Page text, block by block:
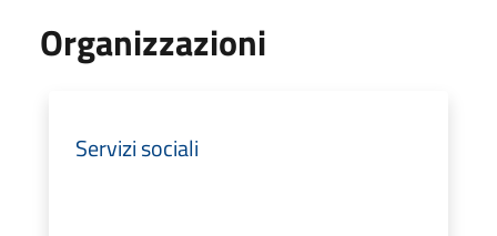
Organizzazioni
Servizi sociali